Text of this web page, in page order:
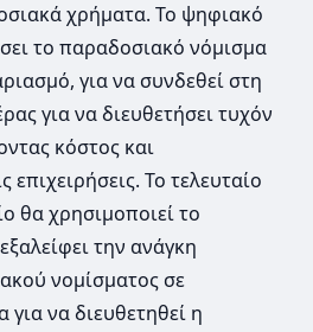
χρήματα. Το ψηφιακό
το παραδοσιακό νόμισμα
για να συνδεθεί στη
για να διευθετήσει τυχόν
κόστος και
επιχειρήσεις. Το τελευταίο
θα χρησιμοποιεί το
την ανάγκη
νομίσματος σε
να διευθετηθεί η